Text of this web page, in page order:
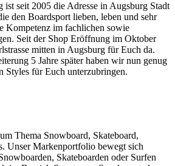
ist seit 2005 die Adresse in Augsburg Stadt
den Boardsport lieben, leben und sehr
Kompetenz im fachlichen sowie
Seit der Shop Eröffnung im Oktober
mitten in Augsburg für Euch da.
5 Jahre später haben wir nun genug
Styles für Euch unterzubringen.
Thema Snowboard, Skateboard,
Unser Markenportfolio bewegt sich
Skateboarden oder Surfen